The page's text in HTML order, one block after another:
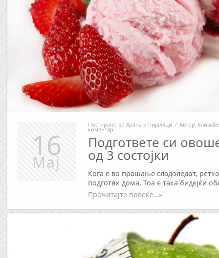
Постирано во Храна и пијалаци / Автор:
коментар
Подгответе си
од 3 состојки
Кога е во прашање сладоледот,
подготви дома. Тоа е така бидејќи
Прочитајте повеќе…»
16
Мај